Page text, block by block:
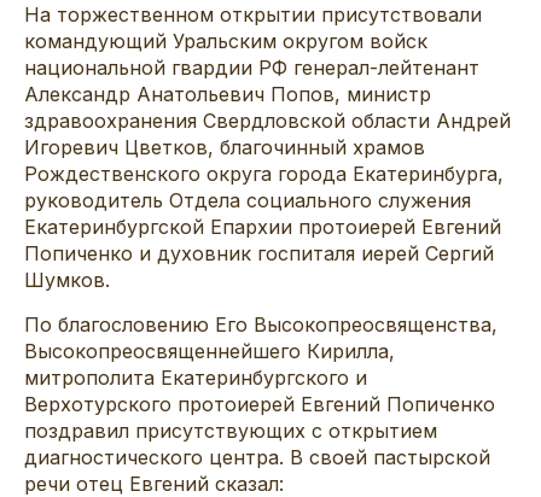
На торжественном открытии присутствовали
командующий Уральским округом войск
национальной гвардии РФ генерал-лейтенант
Александр Анатольевич Попов, министр
здравоохранения Свердловской области Андрей
Игоревич Цветков, благочинный храмов
Рождественского округа города Екатеринбурга,
руководитель Отдела социального служения
Екатеринбургской Епархии протоиерей Евгений
Попиченко и духовник госпиталя иерей Сергий
Шумков.
По благословению Его Высокопреосвященства,
Высокопреосвященнейшего Кирилла,
митрополита Екатеринбургского и
Верхотурского протоиерей Евгений Попиченко
поздравил присутствующих с открытием
диагностического центра. В своей пастырской
речи отец Евгений сказал: